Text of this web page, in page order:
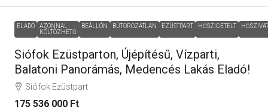
ELADÓ
AZONNAL
KÖLTÖZHETŐ
BEÁLLÓN BÚTOROZATLAN EZÜSTPART HŐSZIGETELT
Siófok Ezüstparton, Újépítésű, Vízparti,
Balatoni Panorámás, Medencés Lakás Eladó!
Siófok Ezüstpart
175 536 000 Ft